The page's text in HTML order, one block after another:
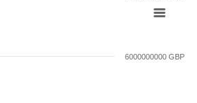
6000000000 GBP